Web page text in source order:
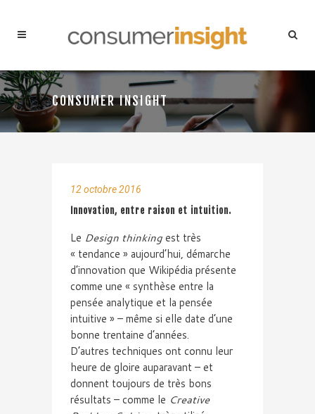
CONSUMER INSIGHT
12 octobre 2016
Innovation, entre raison et intuition.
Le Design thinkingest très
« tendance » aujourd’hui, démarche
d’innovation que Wikipédia présente
comme une « synthèse entre la
pensée analytique et la pensée
intuitive » – même si elle date d’une
bonne trentaine d’années.
D’autres techniques ont connu leur
heure de gloire auparavant – et
donnent toujours de très bons
résultats – comme le Creative